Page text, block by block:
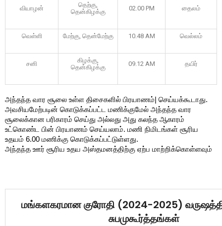
வியாழன்
தெற்கு,
தென்கிழக்கு
02.00 PM தைலம்
வெள்ளி மேற்கு, தென்மேற்கு 10.48 AM வெல்லம்
சனி
கிழக்கு,
தென்கிழக்கு
09.12 AM தயிர்
அந்தந்த வார சூலை உள்ள திசைகளில் பிரயாணம்| செய்யக்கூடாது.
அவசியமேற்படின் கொடுக்கப்பட்ட மணிக்குமேல் அந்தந்த வார
சூலைக்கான பரிகாரம் செய்து அல்லது அது கலந்த ஆகாரம்
உட்கொண்ட பின் பிரயாணம் செய்யலாம். மணி நிமிடங்கள் சூரிய
உதயம் 6.00 மணிக்கு கொடுக்கப்பட்டுள்ளது.
அந்தந்த ஊர் சூரிய உதய அஸ்தமனத்திற்கு ஏற்ப மாற்றிக்கொள்ளவும்
மங்களகரமானகுரோதி(2024-2025)
சுபமுகூர்த்தங்கள்